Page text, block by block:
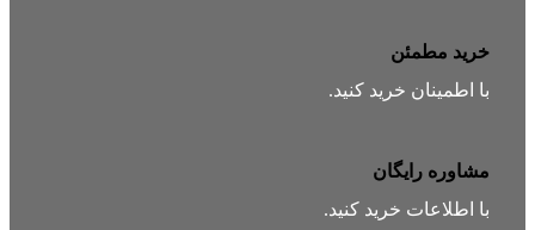
خرید مطمئن
با اطمینان خرید کنید.
مشاوره رایگان
با اطلاعات خرید کنید.